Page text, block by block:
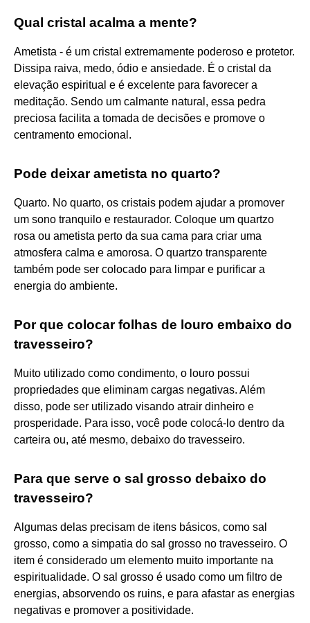
Qual cristal acalma a mente?
Ametista - é um cristal extremamente poderoso e protetor.
Dissipa raiva, medo, ódio e ansiedade. É o cristal da
elevação espiritual e é excelente para favorecer a
meditação. Sendo um calmante natural, essa pedra
preciosa facilita a tomada de decisões e promove o
centramento emocional.
Pode deixar ametista no quarto?
Quarto. No quarto, os cristais podem ajudar a promover
um sono tranquilo e restaurador. Coloque um quartzo
rosa ou ametista perto da sua cama para criar uma
atmosfera calma e amorosa. O quartzo transparente
também pode ser colocado para limpar e purificar a
energia do ambiente.
Por que colocar folhas de louro embaixo do
travesseiro?
Muito utilizado como condimento, o louro possui
propriedades que eliminam cargas negativas. Além
disso, pode ser utilizado visando atrair dinheiro e
prosperidade. Para isso, você pode colocá-lo dentro da
carteira ou, até mesmo, debaixo do travesseiro.
Para que serve o sal grosso debaixo do
travesseiro?
Algumas delas precisam de itens básicos, como sal
grosso, como a simpatia do sal grosso no travesseiro. O
item é considerado um elemento muito importante na
espiritualidade. O sal grosso é usado como um filtro de
energias, absorvendo os ruins, e para afastar as energias
negativas e promover a positividade.